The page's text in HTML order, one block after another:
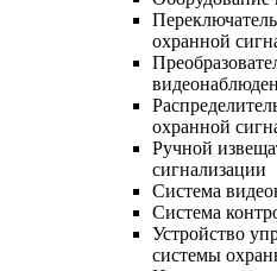
охранной
охранной
Ручной
сигнализации
Система
Система
Устройство
системы